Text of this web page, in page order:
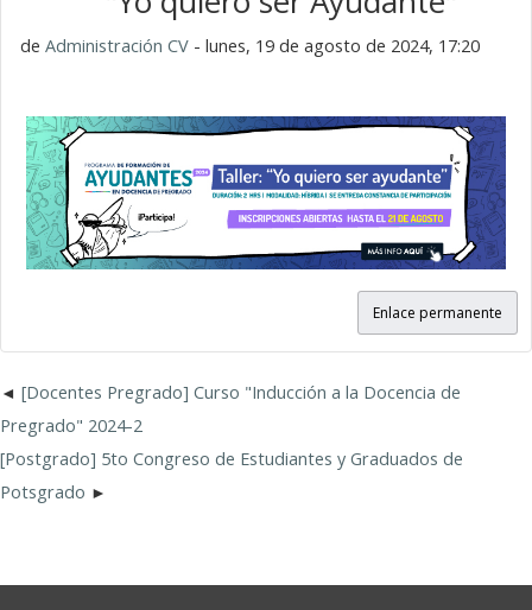
de Administración CV - lunes, 19 de agosto de 2024, 17:20
Enlace permanente
[Docentes Pregrado] Curso "Inducción a la Docencia de
Pregrado" 2024-2
[Postgrado] 5to Congreso de Estudiantes y Graduados de
Potsgrado